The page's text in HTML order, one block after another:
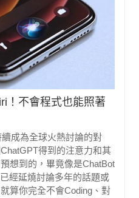
！不會程式也能照著
成為全球火熱討論的對
得到的注意力和其
想到的，畢竟像是ChatBot
經延燒討論多年的話題或
算你完全不會Coding、對